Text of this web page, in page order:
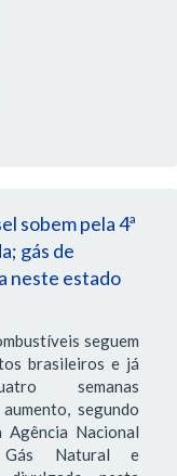
sobem pela 4ª
gás de
neste estado
seguem
brasileiros e já
semanas
segundo
Agência Nacional
Natural e